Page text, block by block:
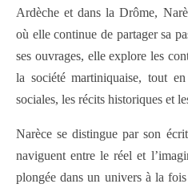
Ardèche et dans la Drôme,
où elle continue de partager sa
ses ouvrages, elle explore les
la société martiniquaise, tout
sociales, les récits historiques et
Narèce se distingue par son
naviguent entre le réel et
plongée dans un univers à la